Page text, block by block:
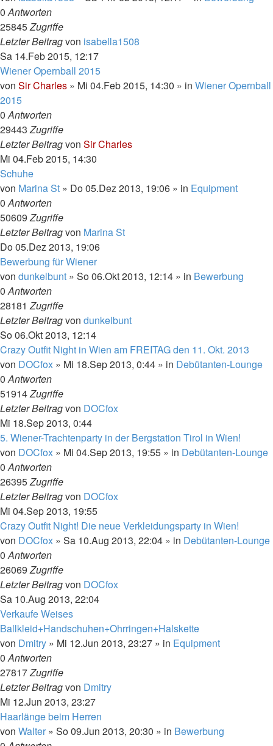
0Antworten
25845Zugriffe
Letzter Beitragvon isabella1508
Sa 14.Feb 2015, 12:17
Wiener Opernball 2015
von Sir Charles » Mi 04.Feb 2015, 14:30 » in Wiener Opernball
2015
0Antworten
29443Zugriffe
Letzter Beitragvon Sir Charles
Mi 04.Feb 2015, 14:30
Schuhe
von Marina St » Do 05.Dez 2013, 19:06 » in Equipment
0Antworten
50609Zugriffe
Letzter Beitragvon Marina St
Do 05.Dez 2013, 19:06
Bewerbung für Wiener
von dunkelbunt » So 06.Okt 2013, 12:14 » in Bewerbung
0Antworten
28181Zugriffe
Letzter Beitragvon dunkelbunt
So 06.Okt 2013, 12:14
Crazy Outfit Night in Wien am FREITAG den 11. Okt. 2013
von DOCfox » Mi 18.Sep 2013, 0:44 » in Debütanten-Lounge
0Antworten
51914Zugriffe
Letzter Beitragvon DOCfox
Mi 18.Sep 2013, 0:44
5. Wiener-Trachtenparty in der Bergstation Tirol in Wien!
von DOCfox » Mi 04.Sep 2013, 19:55 » in Debütanten-Lounge
0Antworten
26395Zugriffe
Letzter Beitragvon DOCfox
Mi 04.Sep 2013, 19:55
Crazy Outfit Night! Die neue Verkleidungsparty in Wien!
von DOCfox » Sa 10.Aug 2013, 22:04 » in Debütanten-Lounge
0Antworten
26069Zugriffe
Letzter Beitragvon DOCfox
Sa 10.Aug 2013, 22:04
Verkaufe Weises
Ballkleid+Handschuhen+Ohrringen+Halskette
von Dmitry » Mi 12.Jun 2013, 23:27 » in Equipment
0Antworten
27817Zugriffe
Letzter Beitragvon Dmitry
Mi 12.Jun 2013, 23:27
Haarlänge beim Herren
von Walter » So 09.Jun 2013, 20:30 » in Bewerbung